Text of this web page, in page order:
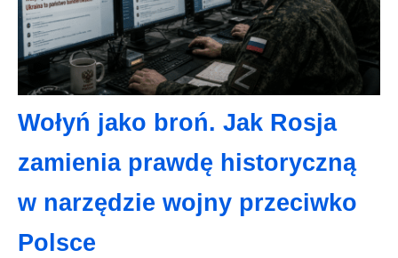
Wołyń jako broń. Jak Rosja
zamienia prawdę historyczną
w narzędzie wojny przeciwko
Polsce